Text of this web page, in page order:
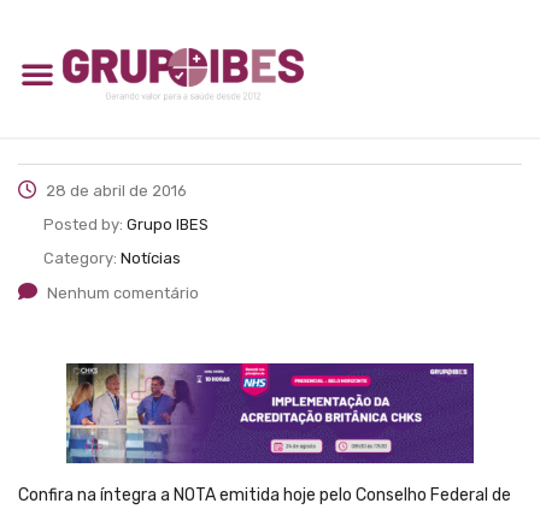
28 de abril de 2016
Posted by: Grupo IBES
Category: Notícias
Nenhum comentário
Confira na íntegra a NOTA emitida hoje pelo Conselho Federal de